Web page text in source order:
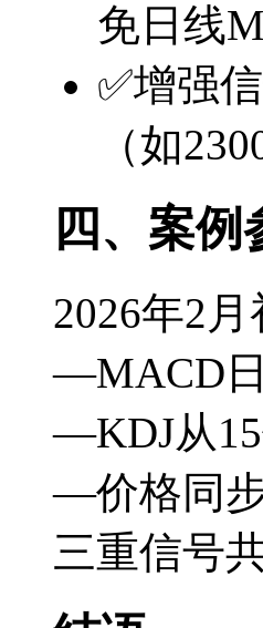
免日线
✅增强
（如
四、案例
2026年2
—MACD
—KDJ从
—价格同
三重信号